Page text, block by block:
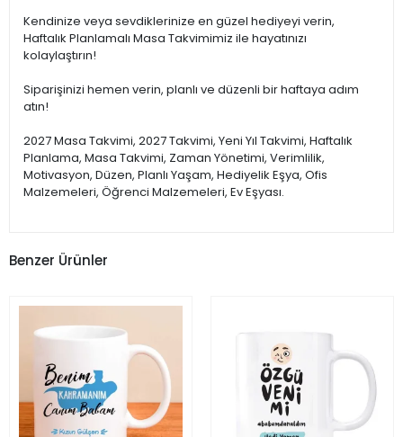
Kendinize veya sevdiklerinize en güzel hediyeyi verin,
Haftalık Planlamalı Masa Takvimimiz ile hayatınızı
kolaylaştırın!
Siparişinizi hemen verin, planlı ve düzenli bir haftaya adım
atın!
2027 Masa Takvimi, 2027 Takvimi, Yeni Yıl Takvimi, Haftalık
Planlama, Masa Takvimi, Zaman Yönetimi, Verimlilik,
Motivasyon, Düzen, Planlı Yaşam, Hediyelik Eşya, Ofis
Malzemeleri, Öğrenci Malzemeleri, Ev Eşyası.
Benzer Ürünler